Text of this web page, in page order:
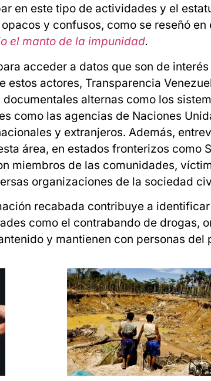
en este tipo de actividades y el
y confusos, como se reseñó
el manto de la impunidad.
acceder a datos que son de
estos actores, Transparencia
alternas como los
como las agencias de Naciones
y extranjeros. Además,
área, en estados fronterizos como
miembros de las comunidades,
organizaciones de la sociedad
recabada contribuye a
como el contrabando de drogas,
y mantienen con personas del